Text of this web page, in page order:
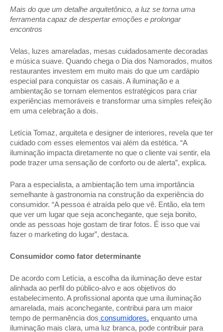
Mais do que um detalhe arquitetônico, a luz se torna uma
ferramenta capaz de despertar emoções e prolongar
encontros
Velas, luzes amareladas, mesas cuidadosamente decoradas
e música suave. Quando chega o Dia dos Namorados, muitos
restaurantes investem em muito mais do que um cardápio
especial para conquistar os casais. A iluminação e a
ambientação se tornam elementos estratégicos para criar
experiências memoráveis e transformar uma simples refeição
em uma celebração a dois.
Letícia Tomaz, arquiteta e designer de interiores, revela que ter
cuidado com esses elementos vai além da estética. “A
iluminação impacta diretamente no que o cliente vai sentir, ela
pode trazer uma sensação de conforto ou de alerta”, explica.
Para a especialista, a ambientação tem uma importância
semelhante à gastronomia na construção da experiência do
consumidor. “A pessoa é atraída pelo que vê. Então, ela tem
que ver um lugar que seja aconchegante, que seja bonito,
onde as pessoas hoje gostam de tirar fotos. É isso que vai
fazer o marketing do lugar”, destaca.
Consumidor como fator determinante
De acordo com Letícia, a escolha da iluminação deve estar
alinhada ao perfil do público-alvo e aos objetivos do
estabelecimento. A profissional aponta que uma iluminação
amarelada, mais aconchegante, contribui para um maior
tempo de permanência dos consumidores, enquanto uma
iluminação mais clara, uma luz branca, pode contribuir para